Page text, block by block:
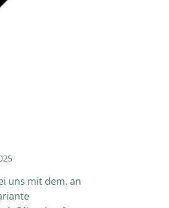
uns mit dem, an